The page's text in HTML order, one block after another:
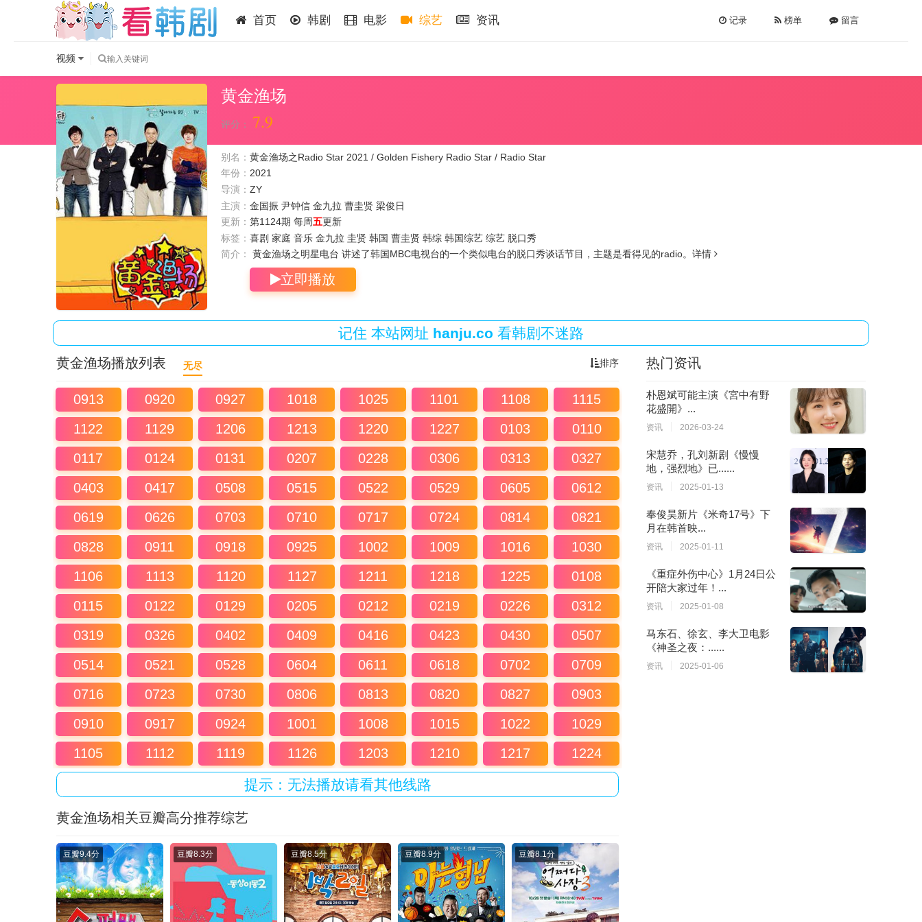
首页 韩剧 电影 综艺 资讯 记录 榜单 留言
视频
黄金渔场
评分： 7.9
别名： 黄金渔场之Radio Star 2021 / Golden Fishery Radio Star / Radio Star
年份： 2021
导演： ZY
主演： 金国振 尹钟信 金九拉 曹圭贤 梁俊日
更新： 第1124期 每周五更新
标签： 喜剧 家庭 音乐 金九拉 圭贤 韩国 曹圭贤 韩综 韩国综艺 综艺 脱口秀
简介：
黄金渔场之明星电台 讲述了韩国MBC电视台的一个类似电台的脱口秀谈话节目，主题是看得见的radio。 详情
立即播放
记住 本站网址 hanju.co 看韩剧不迷路
排序
黄金渔场播放列表 无尽
0913 0920 0927 1018 1025 1101 1108
1115
1122
1129 1206 1213 1220 1227 0103
0110
0117
0124 0131 0207 0228 0306 0313
0327
0403
0417 0508 0515 0522 0529 0605
0612
0619
0626 0703 0710 0717 0724 0814
0821
0828
0911 0918 0925 1002 1009 1016
1030
1106
1113 1120 1127 1211 1218 1225
0108
0115
0122 0129 0205 0212 0219 0226
0312
0319
0326 0402 0409 0416 0423 0430
0507
0514
0521 0528 0604 0611 0618 0702
0709
0716
0723 0730 0806 0813 0820 0827
0903
0910
0917 0924 1001 1008 1015 1022
1029
1105
1112 1119 1126 1203 1210 1217 1224
提示：无法播放请看其他线路
黄金渔场相关豆瓣高分推荐综艺
豆瓣9.4分 豆瓣8.3分 豆瓣8.5分 豆瓣8.9分 豆瓣8.1分
热门资讯
朴恩斌可能主演《宮中有野
花盛開》...
资讯 2026-03-24
宋慧乔，孔刘新剧《慢慢
地，强烈地》已......
资讯 2025-01-13
奉俊昊新片《米奇17号》下
月在韩首映...
资讯 2025-01-11
《重症外伤中心》1月24日公
开陪大家过年！...
资讯 2025-01-08
马东石、徐玄、李大卫电影
《神圣之夜：......
资讯 2025-01-06